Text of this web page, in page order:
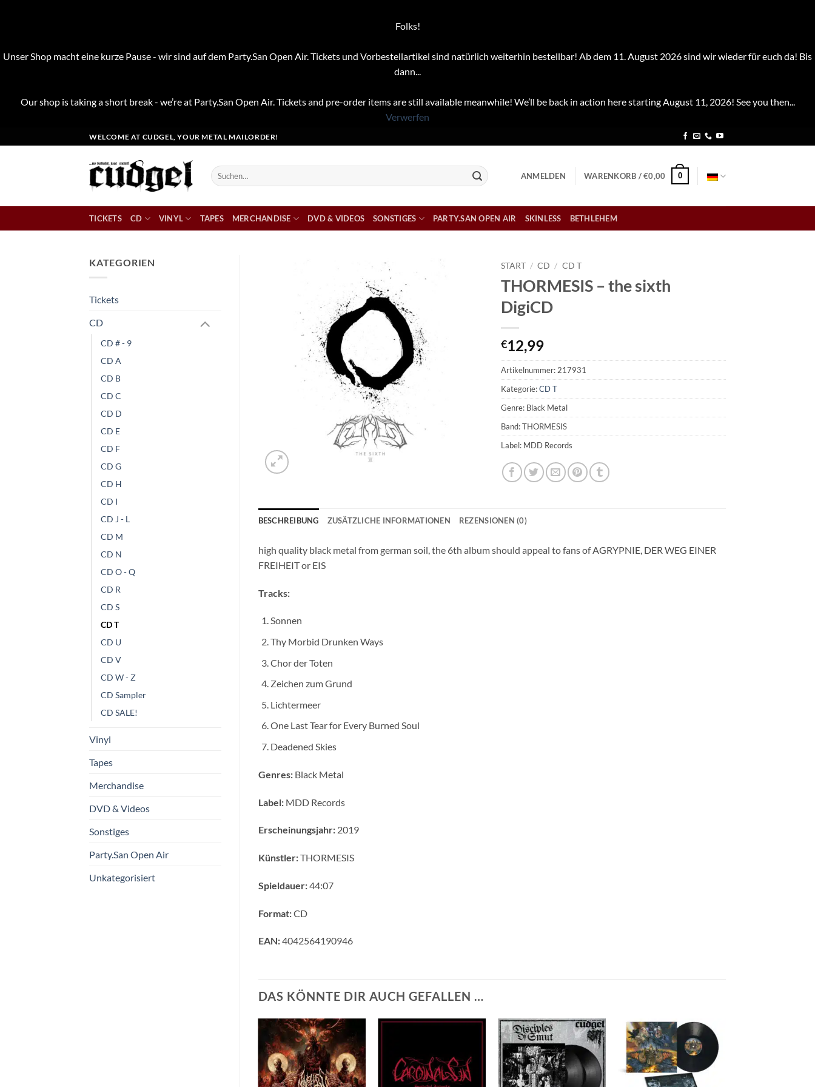
Folks!
Unser Shop macht eine kurze Pause - wir sind auf dem Party.San Open Air. Tickets und Vorbestellartikel sind natürlich weiterhin bestellbar! Ab dem 11. August 2026 sind wir wieder für euch da! Bis
dann...
Our shop is taking a short break - we’re at Party.San Open Air. Tickets and pre-order items are still available meanwhile! We’ll be back in action here starting August 11, 2026! See you then...
Verwerfen
Inhalt
WELCOME AT CUDGEL, YOUR METAL MAILORDER!
Suchen
nach:
ANMELDEN WARENKORB /€0,00 0
TICKETS CD VINYL TAPES MERCHANDISE DVD & VIDEOS SONSTIGES PARTY.SAN OPEN AIR SKINLESS BETHLEHEM
KATEGORIEN
Tickets
CD
CD # - 9
CD A
CD B
CD C
CD D
CD E
CD F
CD G
CD H
CD I
CD J - L
CD M
CD N
CD O - Q
CD R
CD S
CD T
CD U
CD V
CD W - Z
CD Sampler
CD SALE!
Vinyl
Tapes
Merchandise
DVD & Videos
Sonstiges
Party.San Open Air
Unkategorisiert
START / CD / CD T
THORMESIS – the sixth
DigiCD
€12,99
Artikelnummer: 217931
Kategorie:CD T
Genre: Black Metal
Band: THORMESIS
Label: MDD Records
BESCHREIBUNG ZUSÄTZLICHE INFORMATIONEN REZENSIONEN (0)
high quality black metal from german soil, the 6th album should appeal to fans of AGRYPNIE, DER WEG EINER
FREIHEIT or EIS
Tracks:
Sonnen
Thy Morbid Drunken Ways
Chor der Toten
Zeichen zum Grund
Lichtermeer
One Last Tear for Every Burned Soul
Deadened Skies
Genres:Black Metal
Label:MDD Records
Erscheinungsjahr:2019
Künstler:THORMESIS
Spieldauer:44:07
Format:CD
EAN:4042564190946
DAS KÖNNTE DIR AUCH GEFALLEN …